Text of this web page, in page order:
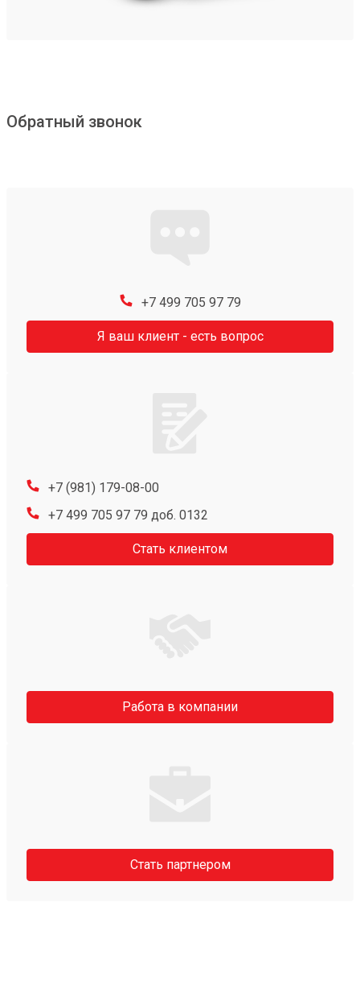
Обратный звонок
+7 499 705 97 79
Я ваш клиент - есть вопрос
+7 (981) 179-08-00
+7 499 705 97 79 доб. 0132
Стать клиентом
Работа в компании
Стать партнером